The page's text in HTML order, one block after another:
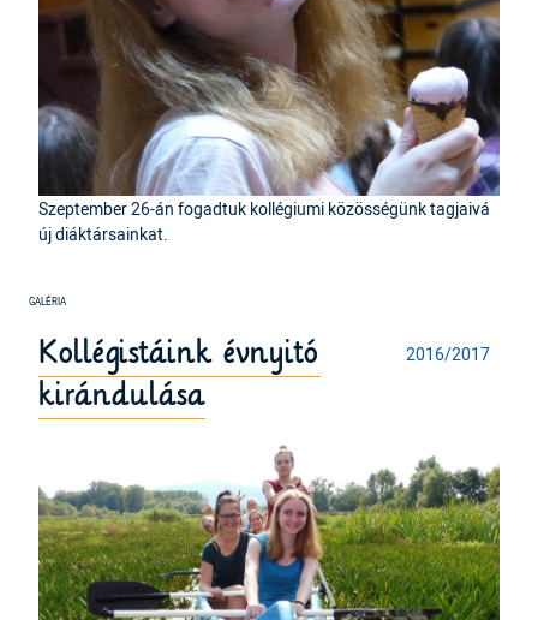
Szeptember 26-án fogadtuk kollégiumi közösségünk tagjaivá
új diáktársainkat.
2016/2017
Kollégistáink évnyitó
kirándulása